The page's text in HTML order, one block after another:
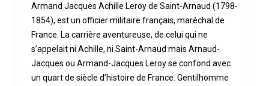
Armand Jacques Achille Leroy de Saint-Arnaud (1798-
1854), est un officier militaire français, maréchal de
France. La carrière aventureuse, de celui qui ne
s’appelait ni Achille, ni Saint-Arnaud mais Arnaud-
Jacques ou Armand-Jacques Leroy se confond avec
un quart de siècle d’histoire de France. Gentilhomme